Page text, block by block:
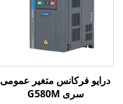
درایو فرکانس متغیر عمومی
سری G580M